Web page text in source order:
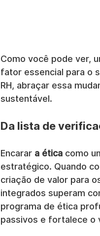
Como você pode ver,
fator essencial para o
RH, abraçar essa
sustentável.
Da lista de
Encarar a ética como
estratégico. Quando
criação de valor para
integrados superam
programa de ética
passivos e fortalece o